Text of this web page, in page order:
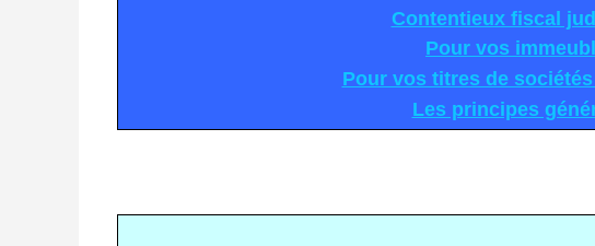
Contentieux fiscal
Pour vos
Pour vos titres de
Les principes